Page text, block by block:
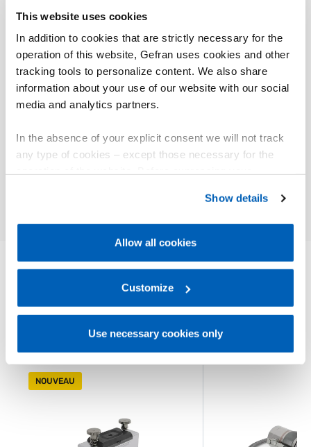
This website uses cookies
In addition to cookies that are strictly necessary for the
operation of this website, Gefran uses cookies and other
tracking tools to personalize content. We also share
information about your use of our website with our social
media and analytics partners.
In the absence of your explicit consent we will not track
any type of cookies – except those necessary for the
Gefran - Cookie
policy.
regarding processing of personal data, at the following
Gefran - Privacy Policy.
Show details
Allow all cookies
Customize
Use necessary cookies only
Description
Vous pourriez être intéressé par
NOUVEAU